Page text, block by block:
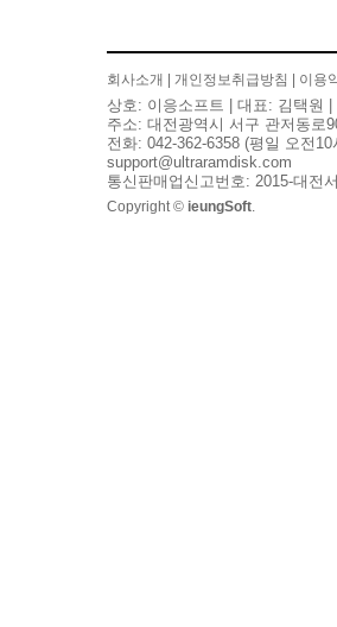
회사소개 개인정보취급방침 이용
상호: 이응소프트 | 대표: 김택원
주소: 대전광역시 서구 관저동로
전화: 042-362-6358 (평일 오전
support@ultraramdisk.com
통신판매업신고번호: 2015-대전
Copyright © ieungSoft.